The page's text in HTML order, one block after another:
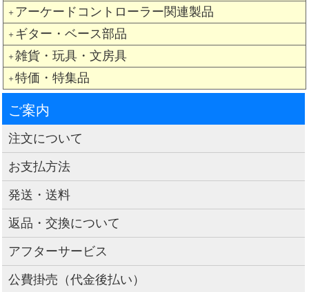
＋ アーケードコントローラー関連製品
＋ ギター・ベース部品
＋ 雑貨・玩具・文房具
＋ 特価・特集品
ご案内
注文について
お支払方法
発送・送料
返品・交換について
アフターサービス
公費掛売（代金後払い）